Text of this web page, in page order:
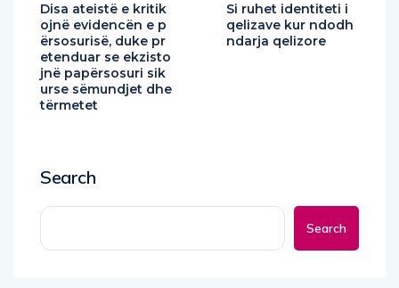
Disa ateistë e kritik
ojnë evidencën e p
ërsosurisë, duke pr
etenduar se ekzisto
jnë papërsosuri sik
urse sëmundjet dhe
tërmetet
Si ruhet identiteti i
qelizave kur ndodh
ndarja qelizore
Search
Search